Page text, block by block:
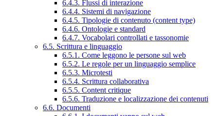
6.4.3. Flussi di interazione
6.4.4. Sistemi di navigazione
6.4.5. Tipologie di contenuto (content type)
6.4.6. Ontologie e standard
6.4.7. Vocabolari controllati e tassonomie
6.5. Scrittura e linguaggio
6.5.1. Come leggono le persone sul web
6.5.2. Le regole per un linguaggio semplice
6.5.3. Microtesti
6.5.4. Scrittura collaborativa
6.5.5. Content critique
6.5.6. Traduzione e localizzazione dei contenuti
6.6. Documenti